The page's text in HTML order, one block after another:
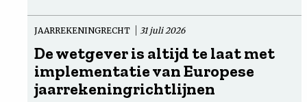
JAARREKENINGRECHT 31 juli 2026
De wetgever is altijd te laat met
implementatie van Europese
jaarrekeningrichtlijnen